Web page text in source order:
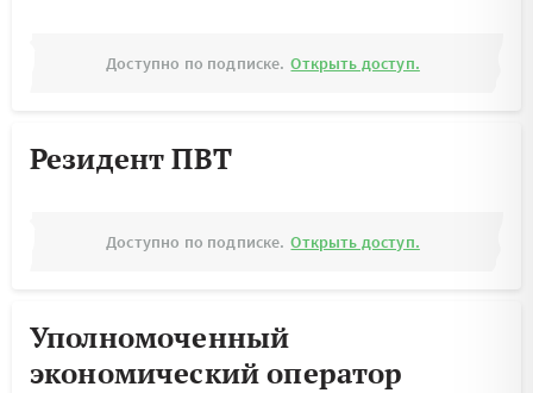
Доступно по подписке. Открыть доступ.
Резидент ПВТ
Доступно по подписке. Открыть доступ.
Уполномоченный
экономический оператор